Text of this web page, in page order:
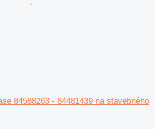
84588263 - 84481439 na stavebného